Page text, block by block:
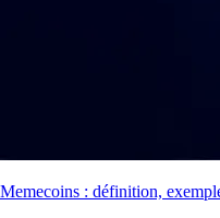
Memecoins : définition,